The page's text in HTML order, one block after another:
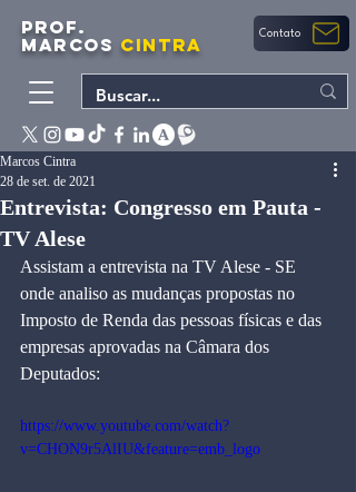
PROF.
MARCOS CINTRA Contato
Entrevista: Congresso em Pauta -
TV Alese
Marcos Cintra
28 de set. de 2021
Assistam a entrevista na TV Alese - SE
onde analiso as mudanças propostas no
Imposto de Renda das pessoas físicas e das
empresas aprovadas na Câmara dos
Deputados:
https://www.youtube.com/watch?
v=CHON9r5AlIU&feature=emb_logo